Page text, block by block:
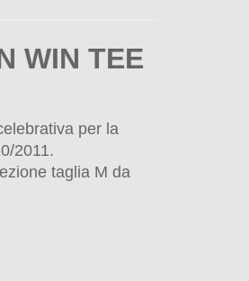
WIN TEE
per la
2011.
taglia M da